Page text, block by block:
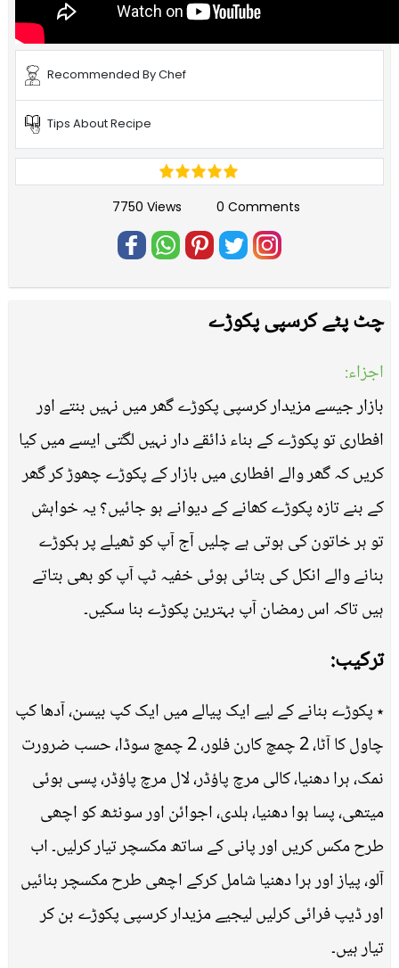
Recommended By Chef
Tips About Recipe
7750 Views 0 Comments
چٹ پٹے کرسپی پکوڑے
اجزاء:
بازار جیسے مزیدار کرسپی پکوڑے گھر میں نہیں بنتے اور
افطاری تو پکوڑے کے بناء ذائقے دار نہیں لگتی ایسے میں کیا
کریں کہ گھر والے افطاری میں بازار کے پکوڑے چھوڑ کر گھر
کے بنے تازہ پکوڑے کھانے کے دیوانے ہو جائیں؟ یہ خواہش
تو ہر خاتون کی ہوتی ہے چلیں آج آپ کو ٹھیلے پر ہکوڑے
بنانے والے انکل کی بتائی ہوئی خفیہ ٹپ آپ کو بھی بتاتے
ہیں تاکہ اس رمضان آپ بہترین پکوڑے بنا سکیں۔
ترکیب:
٭ پکوڑے بنانے کے لیے ایک پیالے میں ایک کپ بیسن، آدھا کپ
چاول کا آٹا، 2 چمچ کارن فلور، 2 چمچ سوڈا، حسب ضرورت
نمک، ہرا دھنیا، کالی مرچ پاؤڈر، لال مرچ پاؤڈر، پسی ہوئی
میتھی، پسا ہوا دھنیا، ہلدی، اجوائن اور سونٹھ کو اچھی
طرح مکس کریں اور پانی کے ساتھ مکسچر تیار کرلیں۔ اب
آلو، پیاز اور ہرا دھنیا شامل کرکے اچھی طرح مکسچر بنائیں
اور ڈیپ فرائی کرلیں لیجیے مزیدار کرسپی پکوڑے بن کر
تیار ہیں۔